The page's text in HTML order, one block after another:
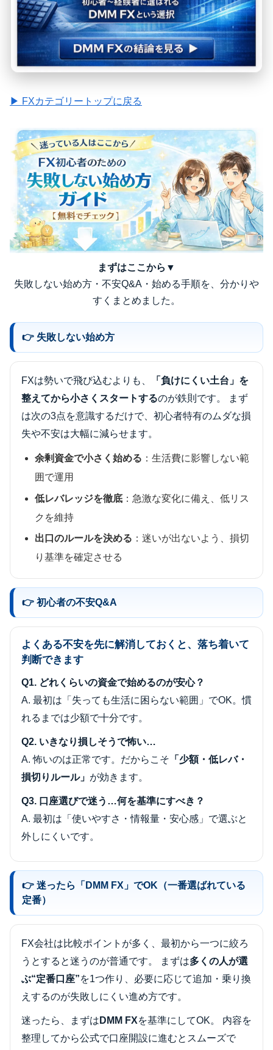
Q5. どの分析手法を使えばいいですか？
▶ FXカテゴリートップに戻る
まずはここから▼
失敗しない始め方・不安Q&A・始める手順を、分かりや
すくまとめました。
👉 失敗しない始め方
FXは勢いで飛び込むよりも、
「負けにくい土台」を
整えてから小さくスタートするのが鉄則です。 まず
は次の3点を意識するだけで、初心者特有のムダな損
失や不安は大幅に減らせます。
余剰資金で小さく始める ：生活費に影響しない範
囲で運用
低レバレッジを徹底 ：急激な変化に備え、低リス
クを維持
出口のルールを決める ：迷いが出ないよう、損切
り基準を確定させる
👉 初心者の不安Q&A
よくある不安を先に解消しておくと、落ち着いて
判断できます
Q1. どれくらいの資金で始めるのが安心？
A. 最初は「失っても生活に困らない範囲」でOK。慣
れるまでは少額で十分です。
Q2. いきなり損しそうで怖い…
A. 怖いのは正常です。だからこそ 「少額・低レバ・
損切りルール」 が効きます。
Q3. 口座選びで迷う…何を基準にすべき？
A. 最初は「使いやすさ・情報量・安心感」で選ぶと
外しにくいです。
👉 迷ったら「DMM FX」でOK（一番選ばれている
定番）
FX会社は比較ポイントが多く、最初から一つに絞ろ
うとすると迷うのが普通です。 まずは多くの人が選
ぶ“定番口座”を1つ作り、必要に応じて追加・乗り換
えするのが失敗しにくい進め方です。
迷ったら、まずは DMM FXを基準にしてOK。 内容を
整理してから公式で口座開設に進むとスムーズで